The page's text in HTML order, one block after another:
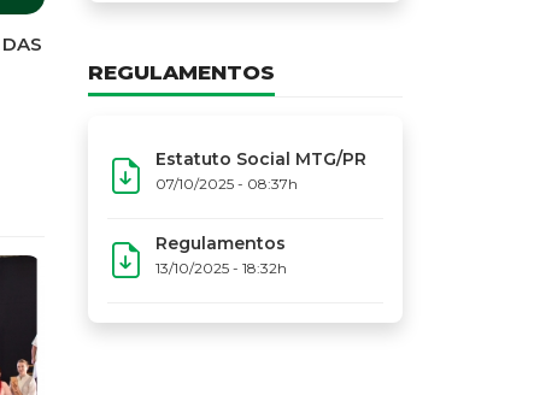
REGULAMENTOS
Estatuto Social MTG/PR
07/10/2025 - 08:37h
Regulamentos
13/10/2025 - 18:32h